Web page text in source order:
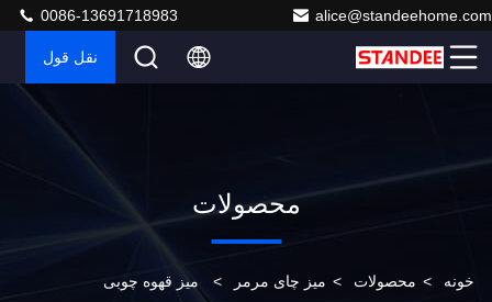
alice@standeehome.com
0086-13691718983
نقل قول
محصولات
خونه > محصولات > میز چای مرمر > میز قهوه چوبی